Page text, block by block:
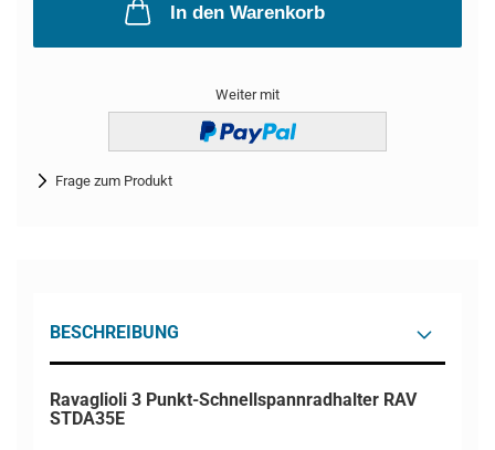
In den Warenkorb
Weiter mit
Frage zum Produkt
BESCHREIBUNG
Ravaglioli 3 Punkt-Schnellspannradhalter RAV
STDA35E